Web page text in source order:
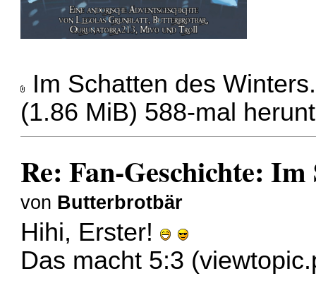
Im Schatten des
(1.86 MiB) 588-mal
Re: Fan-Geschichte:
von Butterbrotbär
Hihi, Erster!
Das macht 5:3 (